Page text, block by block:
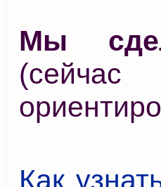
Мы
Как